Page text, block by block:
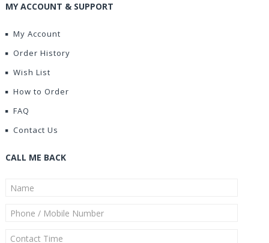
MY ACCOUNT & SUPPORT
My Account
Order History
Wish List
How to Order
FAQ
Contact Us
CALL ME BACK